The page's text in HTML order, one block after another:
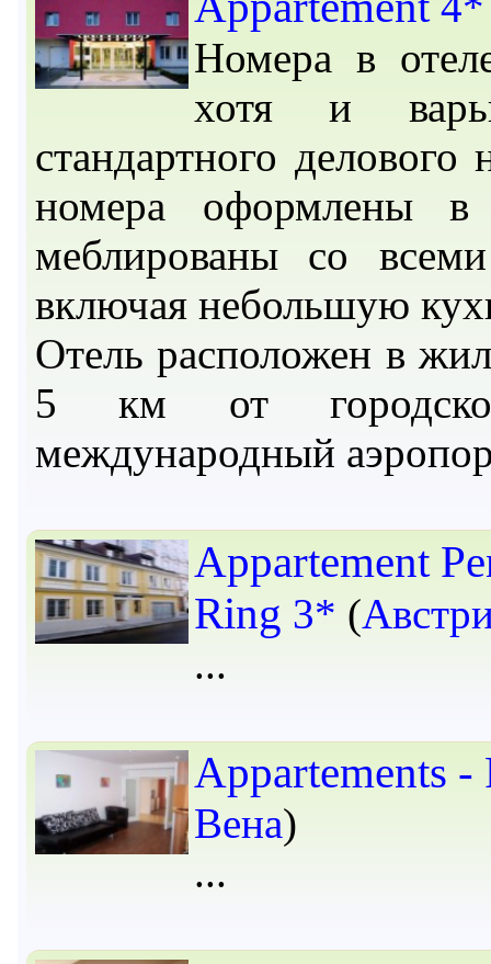
Номера в
хотя и
стандартного
номера оформлены
меблированы со
включая небольшую
Отель расположен в
5 км от
международный
Appartement
Ring 3* (
Appartements -
Вена)